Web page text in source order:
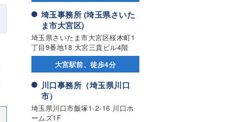
埼玉事務所 (埼玉県さいた
ま市大宮区)
埼玉県さいたま市大宮区桜木町1
丁目9番地18 大宮三貴ビル4階
大宮駅前、徒歩4分
川口事務所（埼玉県川口
市）
埼玉県川口市飯塚1-2-16 川口ホ
ームズ1F